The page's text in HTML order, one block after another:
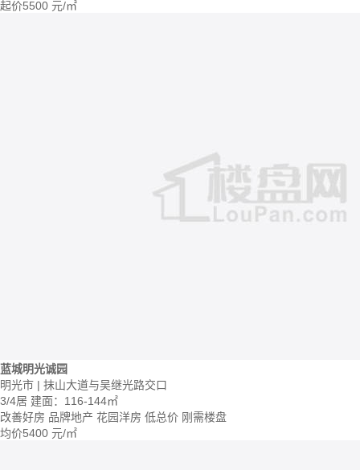
起价5500 元/㎡
蓝城明光诚园
明光市 | 抹山大道与吴继光路交口
3/4居 建面：116-144㎡
改善好房 品牌地产 花园洋房 低总价 刚需楼盘
均价5400 元/㎡